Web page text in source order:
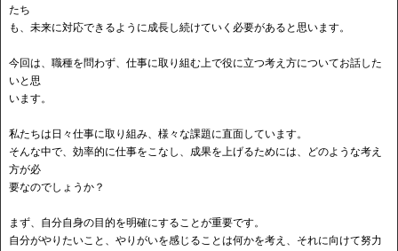
たち
も、未来に対応できるように成長し続けていく必要があると思います。
今回は、職種を問わず、仕事に取り組む上で役に立つ考え方についてお話した
いと思
います。
私たちは日々仕事に取り組み、様々な課題に直面しています。
そんな中で、効率的に仕事をこなし、成果を上げるためには、どのような考え
方が必
要なのでしょうか？
まず、自分自身の目的を明確にすることが重要です。
自分がやりたいこと、やりがいを感じることは何かを考え、それに向けて努力